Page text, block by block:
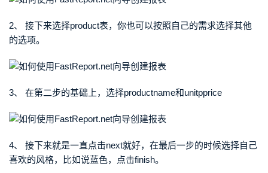
2、 接下来选择product表，你也可以按照自己的需求选择其他
的选项。
3、 在第二步的基础上，选择productname和unitpprice
4、 接下来就是一直点击next就好，在最后一步的时候选择自己
喜欢的风格，比如说蓝色，点击finish。